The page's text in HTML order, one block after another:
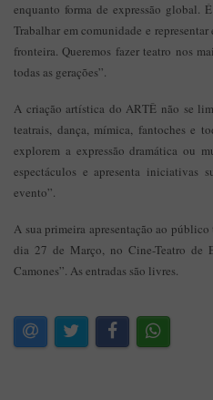
enquanto forma de expressão global.
Trabalhar em comunidade e
fronteira. Queremos fazer teatro nos
todas as gerações”.
A criação artística do ARTÊ não se
teatrais, dança, mímica, fantoches e
explorem a expressão dramática ou
espectáculos e apresenta iniciativas
evento”.
A sua primeira apresentação ao
dia 27 de Março, no Cine-Teatro de
Camones”. As entradas são livres.